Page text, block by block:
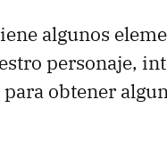
algunos
personaje,
obtener